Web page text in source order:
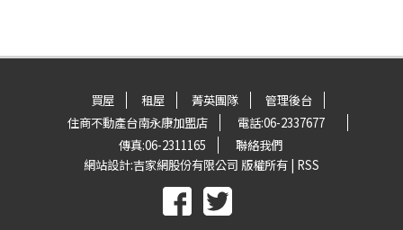
買屋 租屋 菁英團隊
管理後台
住商不動產台南永康加盟店
電話:06-2337677
傳真:06-2311165
聯絡我們
網站設計:吉家網股份有限公司 版權所有 | RSS